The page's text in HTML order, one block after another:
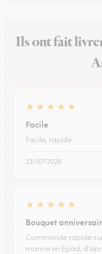
Ils ont fait
★ ★ ★ ★ ★
Facile
Facile, rapide
23/07/2026
★ ★ ★ ★ ★
Bouquet
Commande rapide
mamie en Epad,